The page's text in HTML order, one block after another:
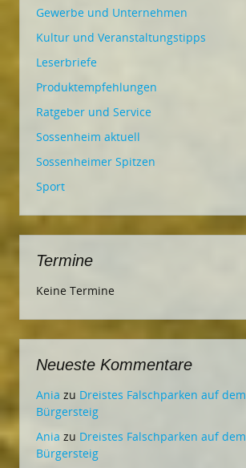
Gewerbe und Unternehmen
Kultur und Veranstaltungstipps
Leserbriefe
Produktempfehlungen
Ratgeber und Service
Sossenheim aktuell
Sossenheimer Spitzen
Sport
Termine
Keine Termine
Neueste Kommentare
Ania zu Dreistes Falschparken auf dem
Bürgersteig
Ania zu Dreistes Falschparken auf dem
Bürgersteig